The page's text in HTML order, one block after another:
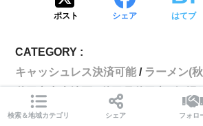
ポスト シェア はてブ
CATEGORY :
キャッシュレス決済可能
ラーメン(
秋田市中央地区
秋田県秋田市 酒
検索＆地域カテゴリ シェア フォロ